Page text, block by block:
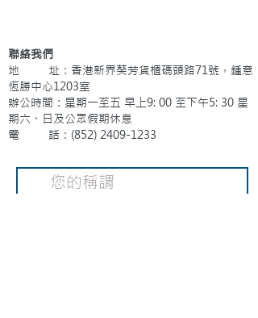
聯絡我們
地 址：香港新界葵芳貨櫃碼頭路71號，鍾意
恆勝中心1203室
辦公時間：星期一至五 早上9: 00 至下午5: 30 星
期六、日及公眾假期休息
電 話：(852) 2409-1233